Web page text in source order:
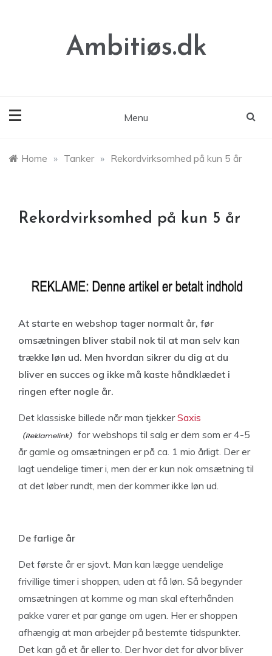
Ambitiøs.dk
Menu
Home » Tanker » Rekordvirksomhed på kun 5 år
Rekordvirksomhed på kun 5 år
At starte en webshop tager normalt år, før
omsætningen bliver stabil nok til at man selv kan
trække løn ud. Men hvordan sikrer du dig at du
bliver en succes og ikke må kaste håndklædet i
ringen efter nogle år.
Det klassiske billede når man tjekkerSaxis
for webshops til salg er dem som er 4-5
år gamle og omsætningen er på ca. 1 mio årligt. Der er
lagt uendelige timer i, men der er kun nok omsætning til
at det løber rundt, men der kommer ikke løn ud.
De farlige år
Det første år er sjovt. Man kan lægge uendelige
frivillige timer i shoppen, uden at få løn. Så begynder
omsætningen at komme og man skal efterhånden
pakke varer et par gange om ugen. Her er shoppen
afhængig at man arbejder på bestemte tidspunkter.
Det kan gå et år eller to. Der hvor det for alvor bliver